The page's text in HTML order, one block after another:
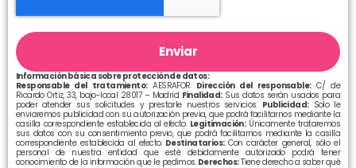
Enviar
Información básica sobre protección de datos:
Responsable del tratamiento:AESRAFOR Dirección del responsable:C/ de
Ricardo Ortiz, 33, bajo-local 28017 – Madrid Finalidad:Sus datos serán usados para
poder atender sus solicitudes y prestarle nuestros servicios. Publicidad:Solo le
enviaremos publicidad con su autorización previa, que podrá facilitarnos mediante la
casilla correspondiente establecida al efecto. Legitimación:Únicamente trataremos
sus datos con su consentimiento previo, que podrá facilitarnos mediante la casilla
correspondiente establecida al efecto.Destinatarios:Con carácter general, sólo el
personal de nuestra entidad que esté debidamente autorizado podrá tener
conocimiento de la información que le pedimos.Derechos:Tiene derecho a saber qué